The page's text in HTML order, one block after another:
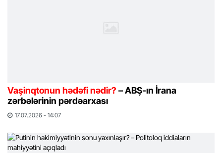
Vaşinqtonun hədəfi nədir? – ABŞ-ın İrana
zərbələrinin pərdəarxası
17.07.2026 - 14:07